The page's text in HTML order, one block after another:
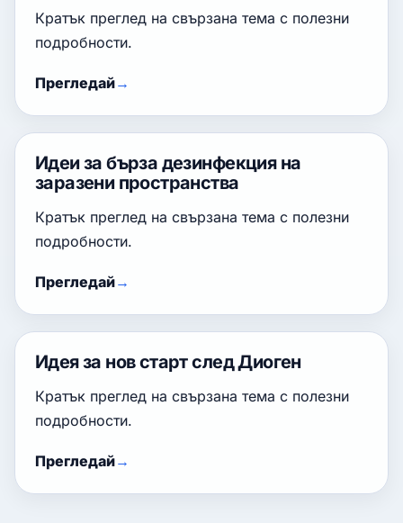
Кратък преглед на свързана тема с полезни
подробности.
Прегледай
Идеи за бърза дезинфекция на
заразени пространства
Кратък преглед на свързана тема с полезни
подробности.
Прегледай
Идея за нов старт след Диоген
Кратък преглед на свързана тема с полезни
подробности.
Прегледай